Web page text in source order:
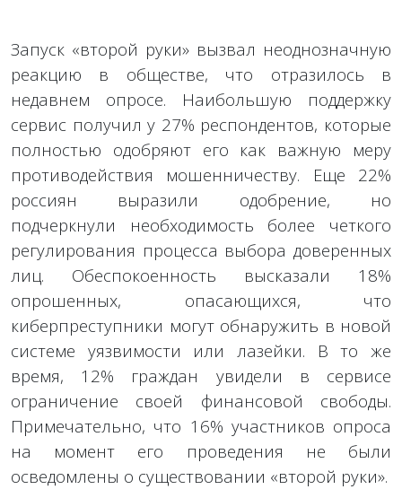
Запуск «второй руки» вызвал неоднозначную
реакцию в обществе, что отразилось в
недавнем опросе. Наибольшую поддержку
сервис получил у 27% респондентов, которые
полностью одобряют его как важную меру
противодействия мошенничеству. Еще 22%
россиян выразили одобрение, но
подчеркнули необходимость более четкого
регулирования процесса выбора доверенных
лиц. Обеспокоенность высказали 18%
опрошенных, опасающихся, что
киберпреступники могут обнаружить в новой
системе уязвимости или лазейки. В то же
время, 12% граждан увидели в сервисе
ограничение своей финансовой свободы.
Примечательно, что 16% участников опроса
на момент его проведения не были
осведомлены о существовании «второй руки».